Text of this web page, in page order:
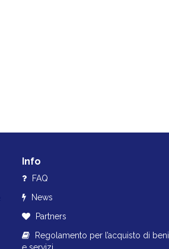
Info
FAQ
News
Partners
Regolamento per l’acquisto di beni